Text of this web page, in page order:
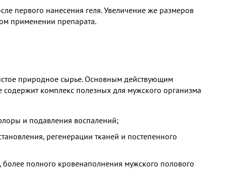
первого нанесения геля. Увеличение же размеров
применении препарата.
природное сырье. Основным действующим
содержит комплекс полезных для мужского организма
и подавления воспалений;
регенерации тканей и постепенного
полного кровенаполнения мужского полового